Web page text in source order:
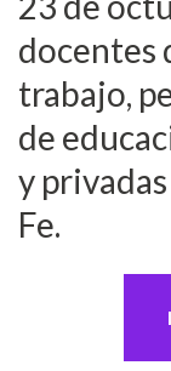
docentes
trabajo,
de
y
Fe.